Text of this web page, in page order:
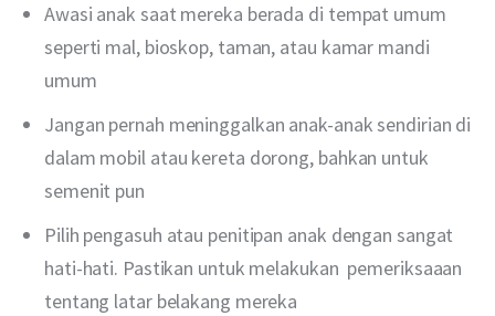
Awasi anak saat mereka berada di tempat umum
seperti mal, bioskop, taman, atau kamar mandi
umum
Jangan pernah meninggalkan anak-anak sendirian di
dalam mobil atau kereta dorong, bahkan untuk
semenit pun
Pilih pengasuh atau penitipan anak dengan sangat
hati-hati. Pastikan untuk melakukan pemeriksaaan
tentang latar belakang mereka